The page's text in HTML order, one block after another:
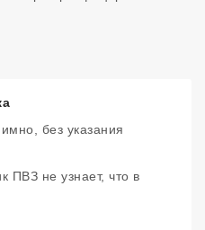
без указания
ПВЗ не узнает, что в